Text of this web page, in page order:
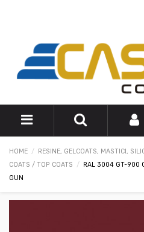
HOME RESINE, GELCOATS, MASTICI,
COATS / TOP COATS
RAL 3004 GT-900
GUN